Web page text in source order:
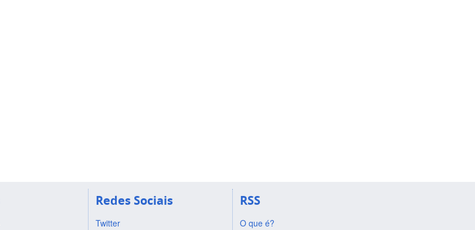
Redes Sociais
Twitter
RSS
O que é?